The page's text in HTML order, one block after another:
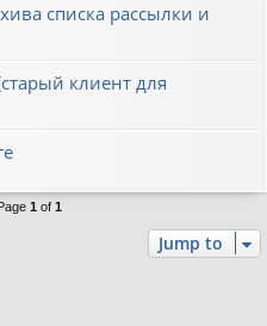
списка рассылки и
клиент для
1 of 1
Jump to